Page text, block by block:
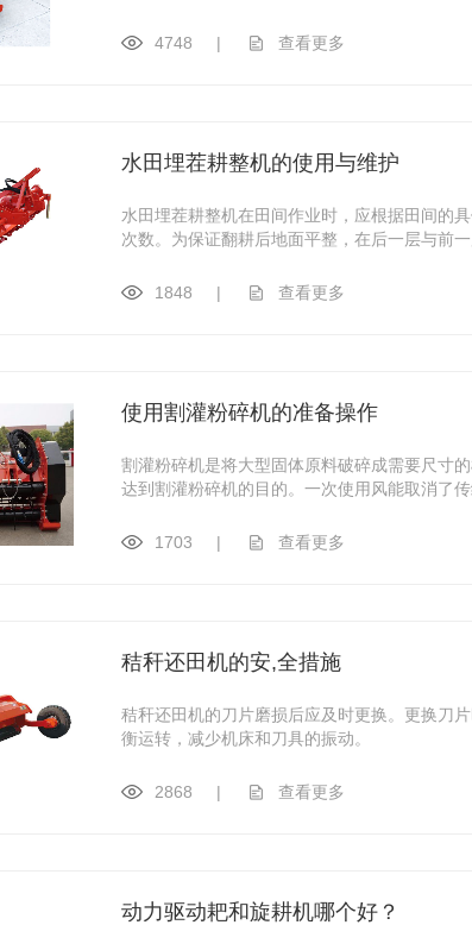
4748 | 查看更多
水田埋茬耕整机的使用与维护
水田埋茬耕整机在田间作业时，应根据田间的
次数。为保证翻耕后地面平整，在后一层与前
1848 | 查看更多
使用割灌粉碎机的准备操作
割灌粉碎机是将大型固体原料破碎成需要尺寸
达到割灌粉碎机的目的。一次使用风能取消了
1703 | 查看更多
秸秆还田机的安,全措施
秸秆还田机的刀片磨损后应及时更换。更换刀
衡运转，减少机床和刀具的振动。
2868 | 查看更多
动力驱动耙和旋耕机哪个好？